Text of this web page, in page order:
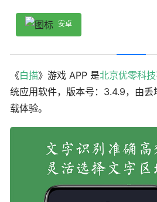
安卓
《白描》游戏 APP 是北京优零科
统应用软件，版本号：3.4.9，由
载体验。